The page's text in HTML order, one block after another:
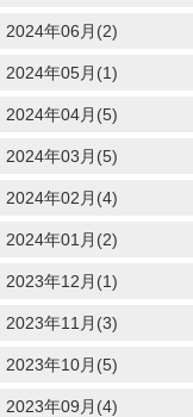
2024年06月(2)
2024年05月(1)
2024年04月(5)
2024年03月(5)
2024年02月(4)
2024年01月(2)
2023年12月(1)
2023年11月(3)
2023年10月(5)
2023年09月(4)